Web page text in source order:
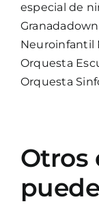
especial de
Neuroinfantil
Orquesta
Orquesta
Otros